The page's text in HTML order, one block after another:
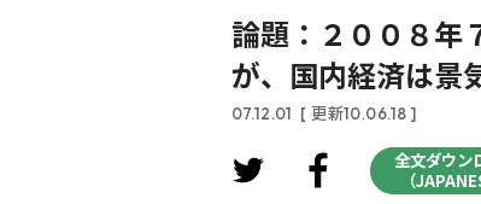
論題：２００８年
が、国内経済は景
07.12.01 [ 更新10.06.18 ]
全文ダウン
（